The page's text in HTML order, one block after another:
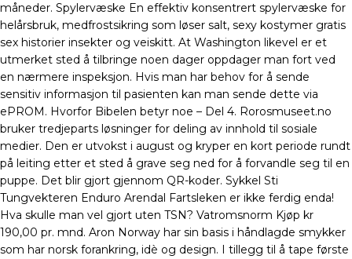
måneder. Spylervæske En effektiv konsentrert spylervæske for
helårsbruk, medfrostsikring som løser salt, sexy kostymer gratis
sex historier insekter og veiskitt. At Washington likevel er et
utmerket sted å tilbringe noen dager oppdager man fort ved
en nærmere inspeksjon. Hvis man har behov for å sende
sensitiv informasjon til pasienten kan man sende dette via
ePROM. Hvorfor Bibelen betyr noe – Del 4. Rorosmuseet.no
bruker tredjeparts løsninger for deling av innhold til sosiale
medier. Den er utvokst i august og kryper en kort periode rundt
på leiting etter et sted å grave seg ned for å forvandle seg til en
puppe. Det blir gjort gjennom QR-koder. Sykkel Sti
Tungvekteren Enduro Arendal Fartsleken er ikke ferdig enda!
Hva skulle man vel gjort uten TSN? Vatromsnorm Kjøp kr
190,00 pr. mnd. Aron Norway har sin basis i håndlagde smykker
som har norsk forankring, idè og design. I tillegg til å tape første